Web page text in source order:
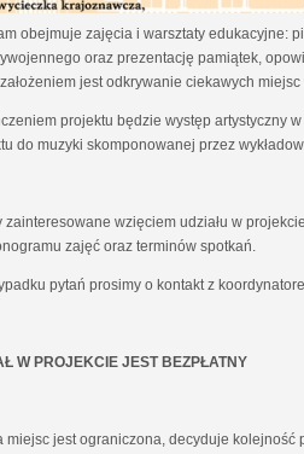
obejmuje zajęcia i warsztaty edukacyjne:
oraz prezentację pamiątek,
jest odkrywanie ciekawych miejsc
projektu będzie występ artystyczny
do muzyki skomponowanej przez
zainteresowane wzięciem udziału w
zajęć oraz terminów spotkań.
pytań prosimy o kontakt z
W PROJEKCIE JEST BEZPŁATNY
miejsc jest ograniczona, decyduje kolejność